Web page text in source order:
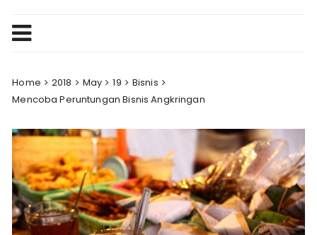
Home 2018 May 19
Bisnis
Mencoba Peruntungan Bisnis Angkringan